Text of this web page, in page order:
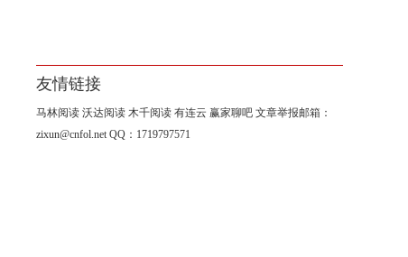
友情链接
马林阅读 沃达阅读 木千阅读 有连云 赢家聊吧 文章举报邮箱：
zixun@cnfol.net QQ：1719797571